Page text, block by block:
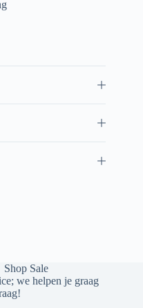
Shop Sale
we helpen je graag